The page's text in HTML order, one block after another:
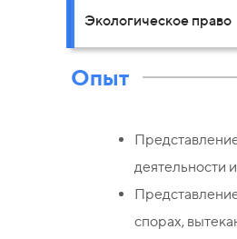
Экологическое право
Опыт
деятельности
спорах,